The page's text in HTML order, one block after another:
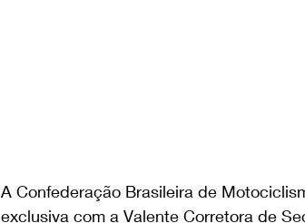
A Confederação Brasileira de
exclusiva com a Valente Corretora de